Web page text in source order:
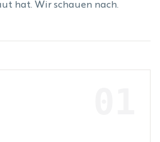
hat. Wir schauen nach.